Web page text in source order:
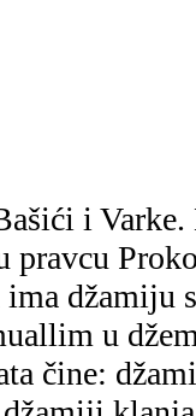
i Varke.
džamiju
u
čine: